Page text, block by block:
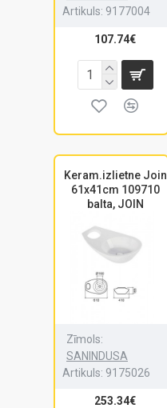
Artikuls: 9177004
107.74€
Keram.izlietne Join
61x41cm 109710
balta, JOIN
Zīmols:
SANINDUSA
Artikuls: 9175026
253.34€